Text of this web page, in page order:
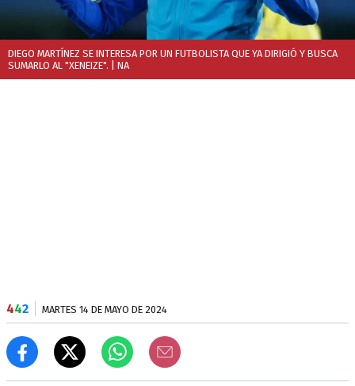
DIEGO MARTÍNEZ SE INTERESA POR UN FUTBOLISTA QUE YA DIRIGIÓ Y BUSCA
SUMARLO AL "XENEIZE". | NA
442 MARTES 14 DE MAYO DE 2024